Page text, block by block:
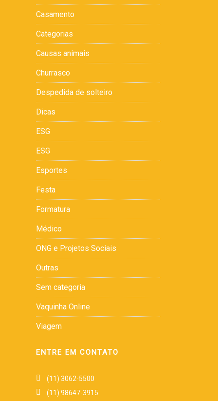
Casamento
Categorias
Causas animais
Churrasco
Despedida de solteiro
Dicas
ESG
ESG
Esportes
Festa
Formatura
Médico
ONG e Projetos Sociais
Outras
Sem categoria
Vaquinha Online
Viagem
ENTRE EM CONTATO
(11) 3062-5500
(11) 98647-3915